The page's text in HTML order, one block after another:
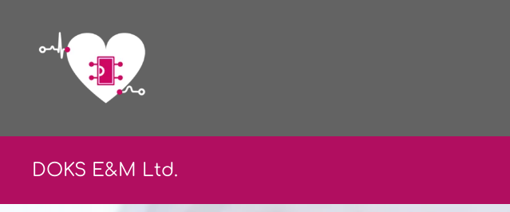
DOKS E&M Ltd.